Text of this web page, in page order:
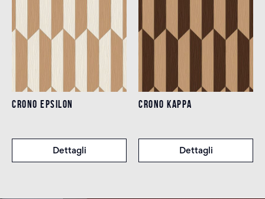
CRONO EPSILON
Dettagli
CRONO KAPPA
Dettagli